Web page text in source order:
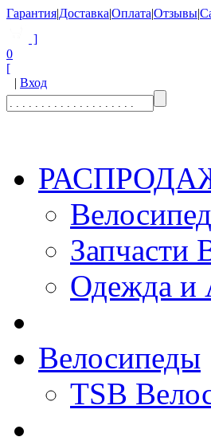
Гарантия|Доставка|Оплата|Отзывы|
]
0
[
| Вход
Запчасти
Одежда и
Велосипеды
TSB